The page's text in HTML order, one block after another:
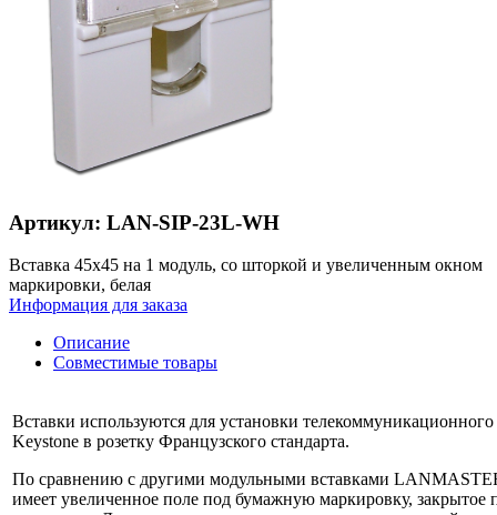
Артикул: LAN-SIP-23L-WH
Вставка 45x45 на 1 модуль, со шторкой и увеличенным окном
маркировки, белая
Информация для заказа
Описание
Совместимые товары
Вставки используются для установки
Keystone в розетку Французского стандарта.
По сравнению с другими модульными вставками
имеет увеличенное поле под бумажную маркировку, закрытое